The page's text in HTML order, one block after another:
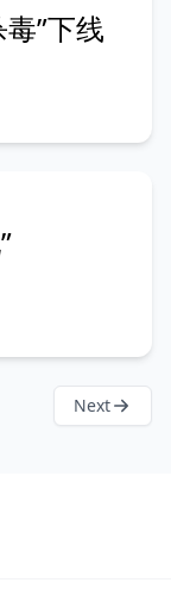
”下线
Next